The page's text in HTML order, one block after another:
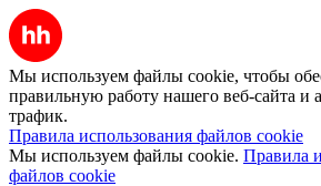
Мы используем файлы cookie, чтобы
правильную работу нашего веб-сайта и
трафик.
Правила использования файлов cookie
Мы используем файлы cookie. Правила
файлов cookie